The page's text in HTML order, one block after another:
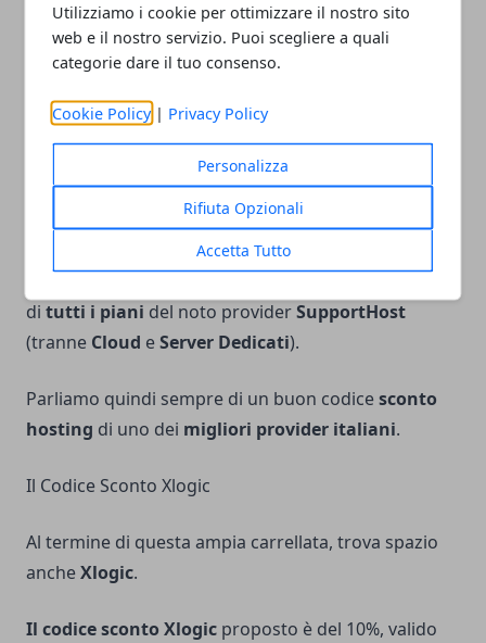
Utilizziamo i cookie per ottimizzare il nostro sito
web e il nostro servizio. Puoi scegliere a quali
categorie dare il tuo consenso.
Cookie Policy | Privacy Policy
Personalizza
Rifiuta Opzionali
Accetta Tutto
Tutti i piani di hosting dedicati alle mail
Avere quindi a disposizione un
Keliwebè pertanto cosa non di poco conto,
considerata l'elevata affidabilità delprovider.
Il Codice Sconto SupportHost
TrovaHosting.com, è altresì possibile
di tutti i piani del noto providerSupportHost
(tranne Cloud eServer Dedicati).
Parliamo quindi sempre di un buon codicesconto
hosting di uno dei migliori provider italiani.
Il Codice Sconto Xlogic
Al termine di questa ampia carrellata, trova spazio
ancheXlogic.
Il codice sconto Xlogic proposto è del 10%, valido